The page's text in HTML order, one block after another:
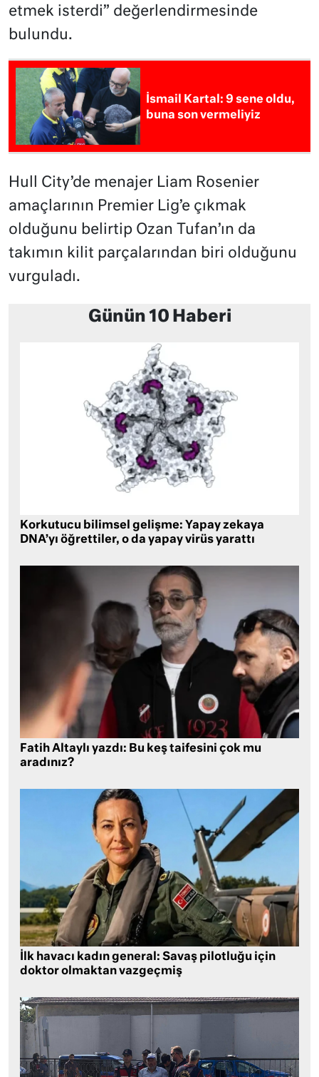
etmek isterdi” değerlendirmesinde
bulundu.
İsmail Kartal: 9 sene oldu,
buna son vermeliyiz
Hull City’de menajer Liam Rosenier
amaçlarının Premier Lig’e çıkmak
olduğunu belirtip Ozan Tufan’ın da
takımın kilit parçalarından biri olduğunu
vurguladı.
Günün 10 Haberi
Korkutucu bilimsel gelişme: Yapay zekaya
DNA’yı öğrettiler, o da yapay virüs yarattı
Fatih Altaylı yazdı: Bu keş taifesini çok mu
aradınız?
İlk havacı kadın general: Savaş pilotluğu için
doktor olmaktan vazgeçmiş